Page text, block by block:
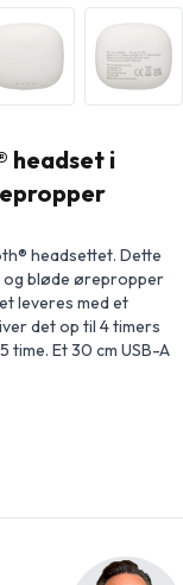
headset i
headsettet. Dette
bløde ørepropper
leveres med et
det op til 4 timers
time. Et 30 cm USB-A